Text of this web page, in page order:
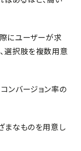
にユーザーが求
選択肢を複数用意
ンバージョン率の
まなものを用意し